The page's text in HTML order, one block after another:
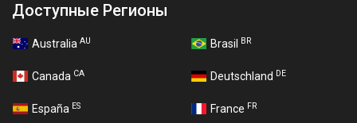
Доступные Регионы
Australia AU Brasil BR
Canada CA Deutschland DE
España ES France FR